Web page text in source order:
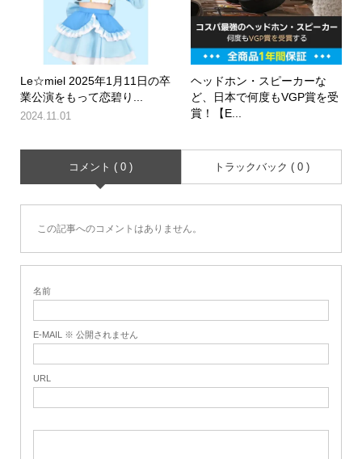
Le☆miel 2025年1月11日の卒
業公演をもって恋碧り...
2024.11.01
ヘッドホン・スピーカーな
ど、日本で何度もVGP賞を受
賞！【E...
コメント ( 0 ) トラックバック ( 0 )
この記事へのコメントはありません。
名前
E-MAIL ※ 公開されません
URL